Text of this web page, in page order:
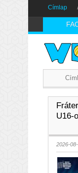
Címlap
U16-
2026-